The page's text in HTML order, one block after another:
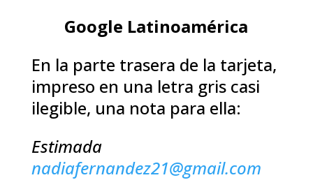
Google Latinoamérica
En la parte trasera de la tarjeta,
impreso en una letra gris casi
ilegible, una nota para ella:
Estimada
nadiafernandez21@gmail.com